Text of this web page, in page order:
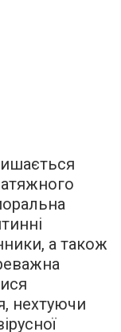
а також
нехтуючи